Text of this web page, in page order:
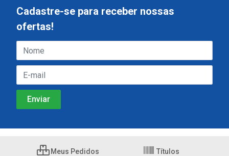
Cadastre-se para receber nossas
ofertas!
Meus Pedidos Títulos